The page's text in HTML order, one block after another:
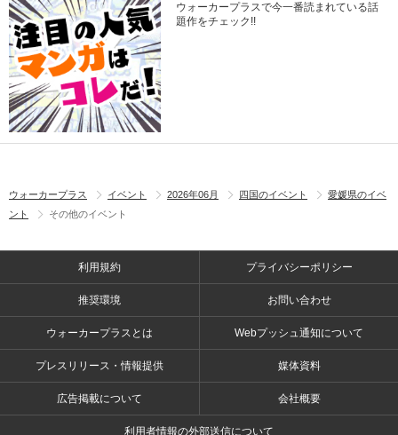
ウォーカープラスで今一番読まれている話
題作をチェック!!
ウォーカープラス イベント 2026年06月 四国のイベント
愛媛県のイベ
ント
その他のイベント
利用規約 プライバシーポリシー
推奨環境 お問い合わせ
ウォーカープラスとは Webプッシュ通知について
プレスリリース・情報提供 媒体資料
広告掲載について 会社概要
利用者情報の外部送信について